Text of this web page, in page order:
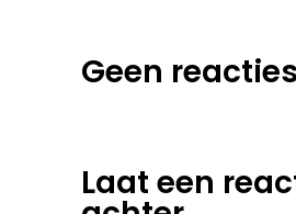
Geen reacties
Laat een